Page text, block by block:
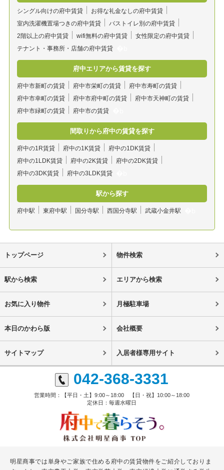
シングル向けの府中賃貸
お得な礼金なしの府中賃貸
室内洗濯機置場つきの府中賃貸
バストイレ別の府中賃貸
2階以上の府中賃貸
wifi無料の府中賃貸
女性限定の府中賃貸
テナント・事務所・店舗の府中賃貸
府中エリアから賃貸を探す
府中市新町の賃貸 府中市栄町の賃貸
府中市寿町の賃貸
府中市幸町の賃貸
府中市府中町の賃貸
府中市天神町の賃貸
府中市緑町の賃貸
府中市の賃貸
間取りから府中の賃貸を探す
府中の1R賃貸 府中の1K賃貸
府中の1DK賃貸
府中の1LDK賃貸
府中の2K賃貸
府中の2DK賃貸
府中の3DK賃貸
府中の3LDK賃貸
駅から探す
府中駅 東府中駅 国分寺駅 西国分寺駅 武蔵小金井駅
トップページ 物件検索
駅から検索 エリアから検索
お気に入り物件 月極駐車場
本日のかわら版 会社概要
サイトマップ 入居者様専用サイト
042-368-3331
営業時間：【平日・土】9:00～18:00 【日・祝】10:00～18:00
定休日：毎週水曜日
明星商事では単身やご家族で住める府中の賃貸物件をご紹介しておりま